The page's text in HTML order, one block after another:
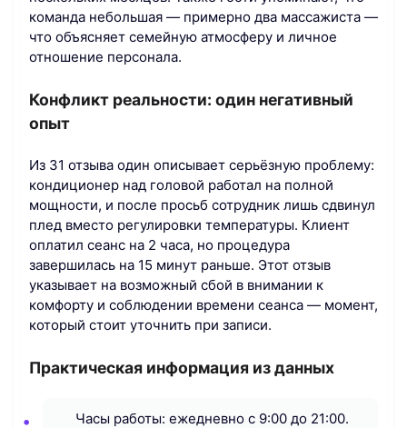
команда небольшая — примерно два массажиста —
что объясняет семейную атмосферу и личное
отношение персонала.
Конфликт реальности: один негативный
опыт
Из 31 отзыва один описывает серьёзную проблему:
кондиционер над головой работал на полной
мощности, и после просьб сотрудник лишь сдвинул
плед вместо регулировки температуры. Клиент
оплатил сеанс на 2 часа, но процедура
завершилась на 15 минут раньше. Этот отзыв
указывает на возможный сбой в внимании к
комфорту и соблюдении времени сеанса — момент,
который стоит уточнить при записи.
Практическая информация из данных
Часы работы: ежедневно с 9:00 до 21:00.